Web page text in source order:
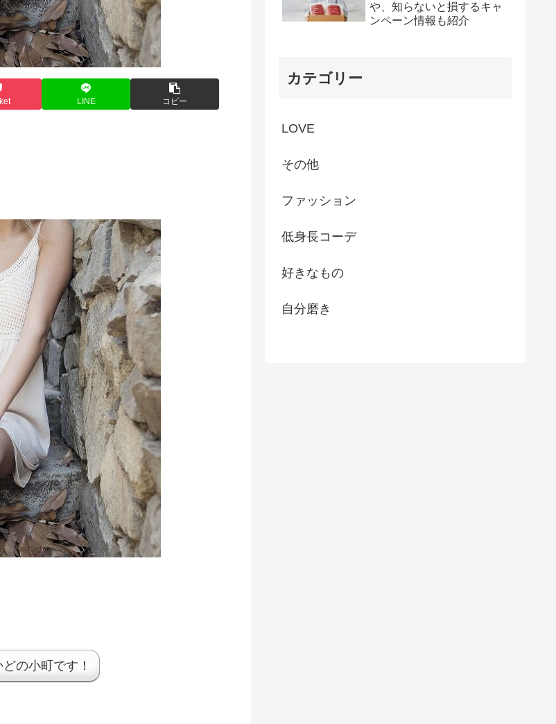
LINE コピー
の小町です！
や、知らないと損するキャ
ンペーン情報も紹介
カテゴリー
LOVE
その他
ファッション
低身長コーデ
好きなもの
自分磨き